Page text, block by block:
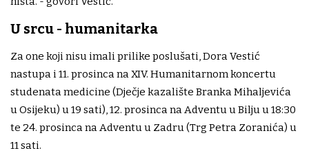
U srcu - humanitarka
Za one koji nisu imali prilike poslušati, Dora Vestić
nastupa i 11. prosinca na XIV. Humanitarnom koncertu
studenata medicine (Dječje kazalište Branka Mihaljevića
u Osijeku) u 19 sati), 12. prosinca na Adventu u Bilju u 18:30
te 24. prosinca na Adventu u Zadru (Trg Petra Zoranića) u
11 sati.